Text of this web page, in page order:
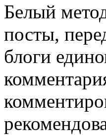
Белый
посты,
блоги